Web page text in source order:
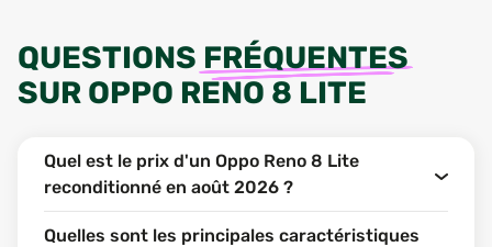
QUESTIONS FRÉQUENTES
SUR OPPO RENO 8 LITE
Quel est le prix d'un Oppo Reno 8 Lite
reconditionné en août 2026 ?
Quelles sont les principales caractéristiques